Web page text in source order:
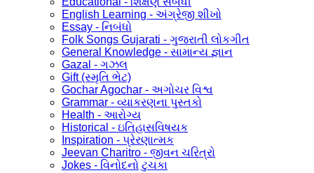
English Learning - અંગ્રેજી શીખો
Essay - નિબંધો
Folk Songs Gujarati - ગુજરાતી લોકગીત
General Knowledge - સામાન્ય જ્ઞાન
Gazal - ગઝલ
Gift (સ્મૃતિ ભેટ)
Gochar Agochar - અગોચર વિશ્વ
Grammar - વ્યાકરણના પુસ્તકો
Health - આરોગ્ય
Historical - ઇતિહાસવિષયક
Inspiration - પ્રેરણાત્મક
Jeevan Charitro - જીવન ચરિત્રો
Jokes - વિનોદનો ટુચકા